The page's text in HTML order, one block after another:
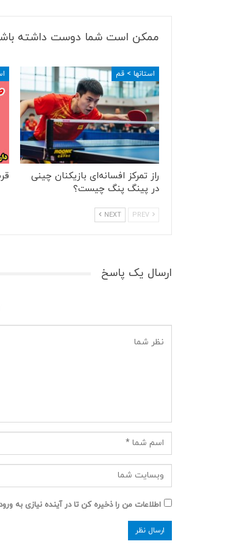
ممکن است شما دوست داشته
استانها > قم
راز تمرکز افسانه‌ای بازیکنان چینی
در پینگ پنگ چیست؟
NEXT
ارسال یک پاسخ
اطلاعات من را ذخیره کن تا در آینده نیازی به